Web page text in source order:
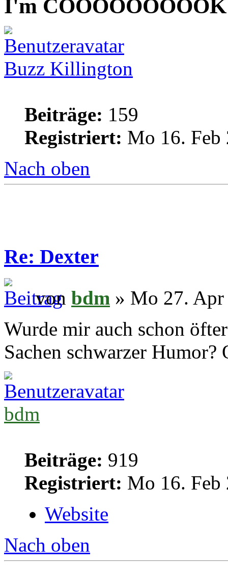
I'm
Buzz Killington
Beiträge: 159
Registriert: Mo 16. Feb
Nach oben
Re: Dexter
von bdm » Mo 27.
Wurde mir auch schon
Sachen schwarzer Humor?
bdm
Beiträge: 919
Registriert: Mo 16. Feb
Website
Nach oben